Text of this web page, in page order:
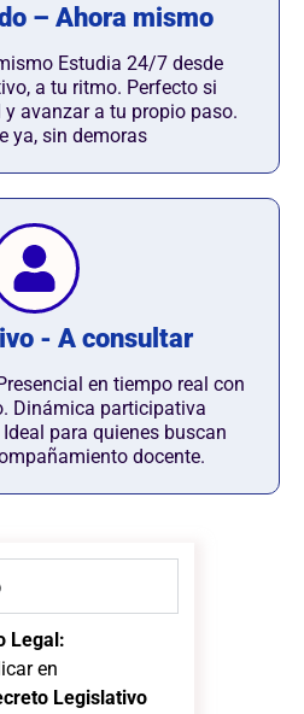
– Ahora mismo
Estudia 24/7 desde
a tu ritmo. Perfecto si
avanzar a tu propio paso.
ya, sin demoras
- A consultar
en tiempo real con
Dinámica participativa
para quienes buscan
docente.
Legal:
en
Legislativo